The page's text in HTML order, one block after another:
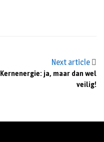
Next article
Kernenergie: ja, maar dan wel
veilig!